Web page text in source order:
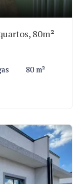
80m²
80 m²